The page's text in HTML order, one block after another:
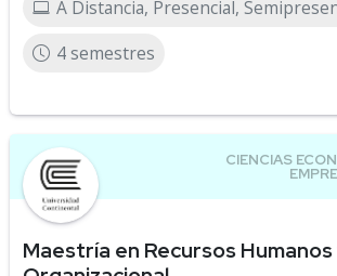
A Distancia, Presencial,
4 semestres
Maestría en Recursos